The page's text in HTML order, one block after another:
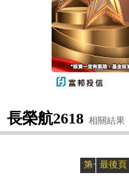
長榮航2618 相關結果
第一頁 «
» 最後頁